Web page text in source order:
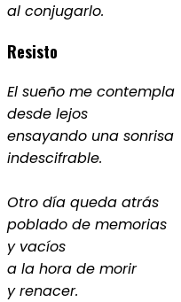
al conjugarlo.
Resisto
El sueño me contempla
desde lejos
ensayando una sonrisa
indescifrable.
Otro día queda atrás
poblado de memorias
y vacíos
a la hora de morir
y renacer.